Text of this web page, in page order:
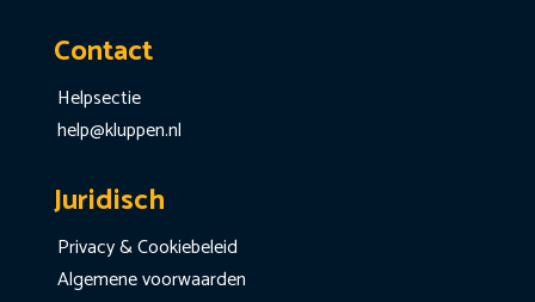
Contact
Helpsectie
help@kluppen.nl
Juridisch
Privacy & Cookiebeleid
Algemene voorwaarden